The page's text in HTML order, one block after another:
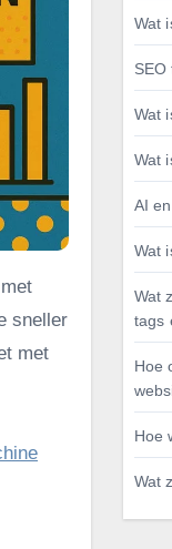
sneller
met
Wat
SEO
Wat
Wat
AI
Wat
Wat
tags
Hoe
Hoe
Wat